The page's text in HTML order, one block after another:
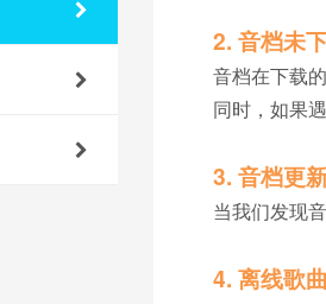
2. 音档未
音档在下载
同时，如果
3. 音档更
当我们发现
4. 离线歌